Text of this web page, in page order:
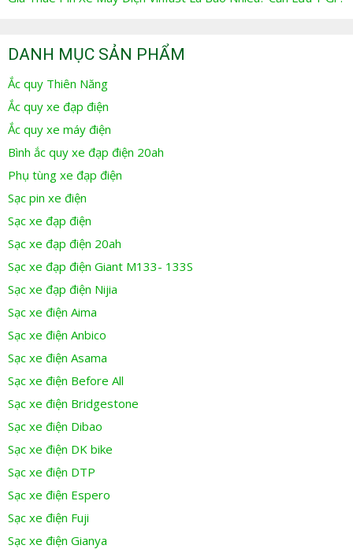
DANH MỤC SẢN PHẨM
Ắc quy Thiên Năng
Ắc quy xe đạp điện
Ắc quy xe máy điện
Bình ắc quy xe đạp điện 20ah
Phụ tùng xe đạp điện
Sạc pin xe điện
Sạc xe đạp điện
Sạc xe đạp điện 20ah
Sạc xe đạp điện Giant M133- 133S
Sạc xe đạp điện Nijia
Sạc xe điện Aima
Sạc xe điện Anbico
Sạc xe điện Asama
Sạc xe điện Before All
Sạc xe điện Bridgestone
Sạc xe điện Dibao
Sạc xe điện DK bike
Sạc xe điện DTP
Sạc xe điện Espero
Sạc xe điện Fuji
Sạc xe điện Gianya